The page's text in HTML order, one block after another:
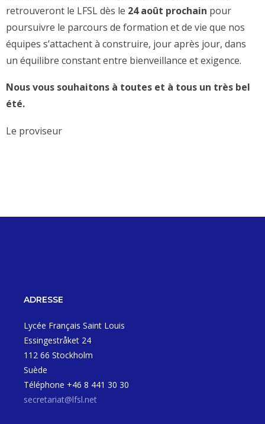
retrouveront le LFSL dès le 24 août prochain pour
poursuivre le parcours de formation et de vie que nos
équipes s’attachent à construire, jour après jour, dans
un équilibre constant entre bienveillance et exigence.
Nous vous souhaitons à toutes et à tous un très bel
été.
Le proviseur
ADRESSE
Lycée Français Saint Louis
Essingestråket 24
112 66 Stockholm
Suède
Téléphone +46 8 441 30 30
secretariat@lfsl.net